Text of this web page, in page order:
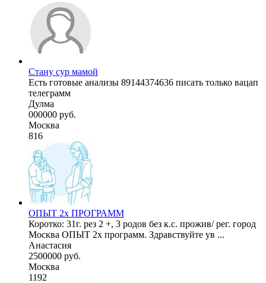
Стану сур мамой
Есть готовые анализы 89144374636 писать только вацап
телеграмм
Дулма
000000 руб.
Москва
816
ОПЫТ 2х ПРОГРАММ
Коротко: 31г. рез 2 +, 3 родов без к.с. прожив/ рег. город
Москва ОПЫТ 2х программ. Здравствуйте ув ...
Анастасия
2500000 руб.
Москва
1192